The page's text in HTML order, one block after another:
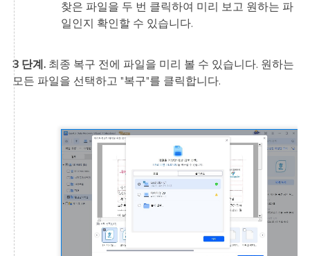
찾은 파일을 두 번 클릭하여 미리 보고 원하는 파
일인지 확인할 수 있습니다.
3 단계.최종 복구 전에 파일을 미리 볼 수 있습니다. 원하는
모든 파일을 선택하고 "복구"를 클릭합니다.